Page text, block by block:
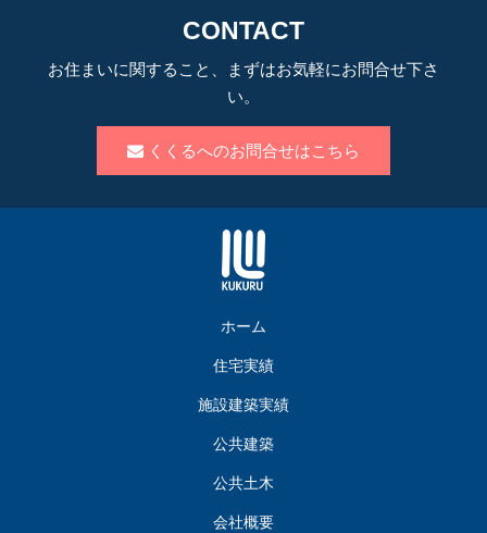
CONTACT
お住まいに関すること、まずはお気軽にお問合せ下さ
い。
くくるへのお問合せはこちら
ホーム
住宅実績
施設建築実績
公共建築
公共土木
会社概要